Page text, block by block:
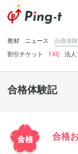
教材 ニュース 合格体
割引チケット
FAQ 法人
合格体験記
合格